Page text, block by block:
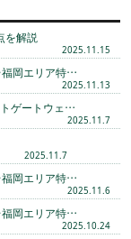
を解説
2025.11.15
岡エリア特…
2025.11.13
トゲートウェ…
2025.11.7
2025.11.7
岡エリア特…
2025.11.6
岡エリア特…
2025.10.24